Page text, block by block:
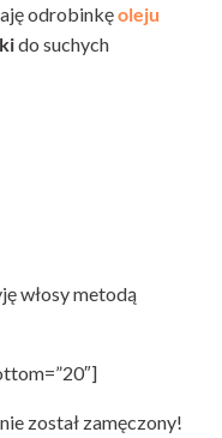
odrobinkęoleju
do suchych
włosy metodą
został zamęczony!